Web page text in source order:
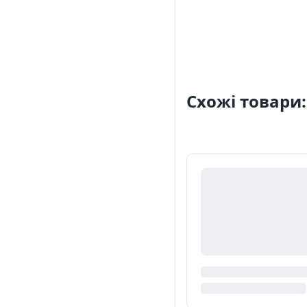
Схожі товари: